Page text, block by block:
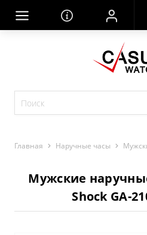
Главная Наручные часы
Мужские
Shock GA-